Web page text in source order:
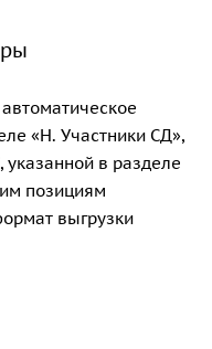
«Н. Участники СД»,
указанной в разделе
позициям
выгрузки